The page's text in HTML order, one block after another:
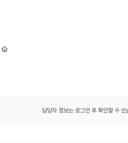
담당자 정보는 로그인 후 확인할 수 있